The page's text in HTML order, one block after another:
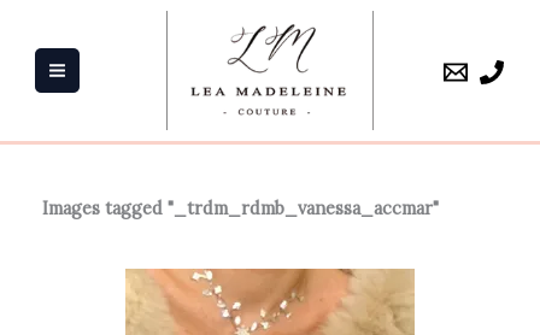
contenu
Images tagged "_trdm_rdmb_vanessa_accmar"